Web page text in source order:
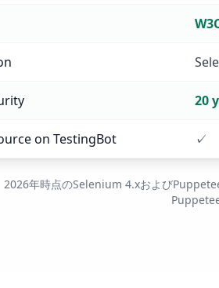
20
on TestingBot ✓
2026年時点のSelenium 4.xおよび